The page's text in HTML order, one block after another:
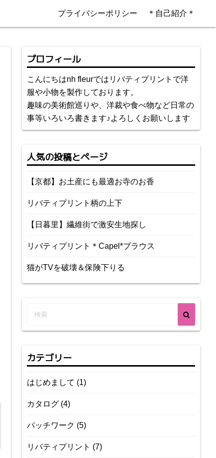
プライバシーポリシー ＊自己紹介＊
プロフィール
こんにちはnh fleurではリバティプリントで洋
服や小物を製作しております。
趣味の美術館巡りや、洋裁や食べ物など日常の
事等いろいろ書きます♪よろしくお願いします
人気の投稿とページ
【京都】お土産にも最適お寺のお香
リバティプリント柄の上下
【日暮里】繊維街で激安生地探し
リバティプリント＊Capel*ブラウス
猫がTVを破壊＆保険下りる
カテゴリー
はじめまして (1)
カタログ (4)
パッチワーク (5)
リバティプリント (7)